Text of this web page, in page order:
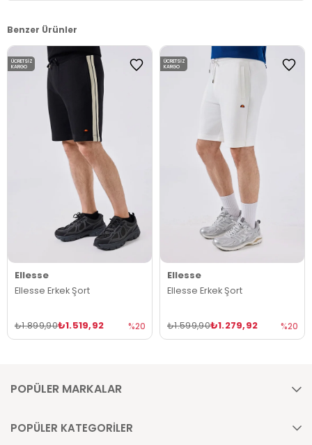
Benzer Ürünler
Ellesse
Ellesse Erkek Şort
₺1.519,92
₺1.899,90 %20
ÜCRETSIZ
KARGO
Ellesse
Ellesse Erkek Şort
₺1.279,92
₺1.599,90 %20
ÜCRETSIZ
KARGO
POPÜLER MARKALAR
POPÜLER KATEGORİLER